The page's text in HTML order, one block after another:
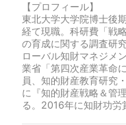
【プロフィール】
東北大学大学院博士後
経て現職。科研費「戦
の育成に関する調査研
ローバル知財マネジメ
業省「第四次産業革命
員、知的財産教育研究
に『知的財産戦略＆管
る。2016年に知財功労